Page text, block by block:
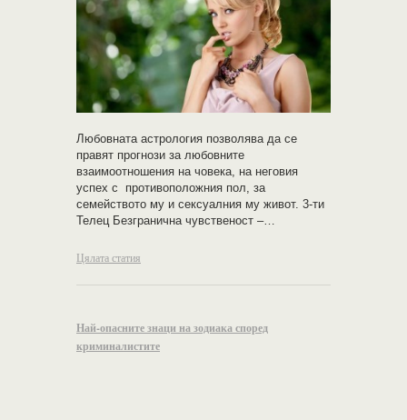
Любовната астрология позволява да се
правят прогнози за любовните
взаимоотношения на човека, на неговия
успех с противоположния пол, за
семейството му и сексуалния му живот. 3-ти
Телец Безгранична чувственост –…
Цялата статия
Най-опасните знаци на зодиака според
криминалистите